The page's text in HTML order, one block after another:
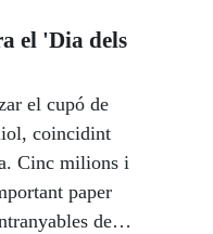
el 'Dia dels
el cupó de
coincidint
Cinc milions i
paper
de